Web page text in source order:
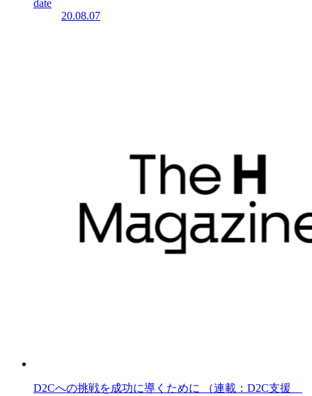
date
20.08.07
D2Cへの挑戦を成功に導くために （連載：D2C支援